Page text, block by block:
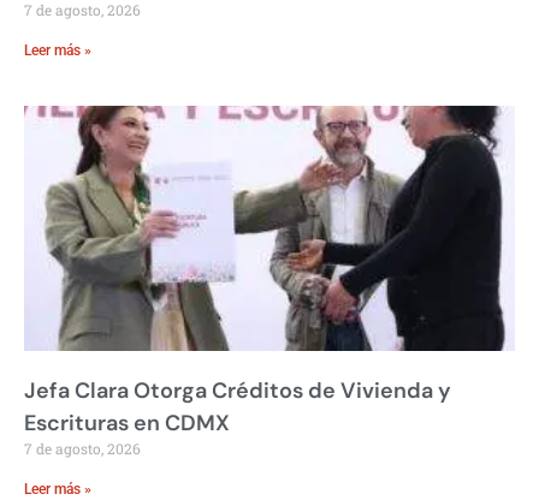
7 de agosto, 2026
Leer más »
Jefa Clara Otorga Créditos de Vivienda y
Escrituras en CDMX
7 de agosto, 2026
Leer más »